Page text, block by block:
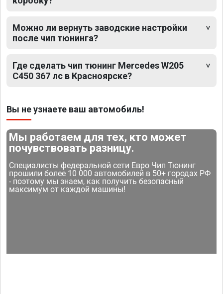
Можно ли вернуть заводские настройки
после чип тюнинга?
Где сделать чип тюнинг Mercedes W205
C450 367 лс в Красноярске?
Вы не узнаете ваш автомобиль!
Мы работаем для тех, кто может
почувствовать разницу.
Специалисты федеральной сети Евро Чип Тюнинг
прошили более 10 000 автомобилей в 50+ городах РФ
- поэтому мы знаем, как получить безопасный
максимум от каждой машины!